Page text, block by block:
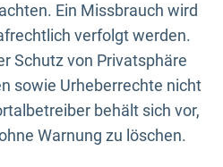
Ein Missbrauch wird
verfolgt werden.
Schutz von Privatsphäre
sowie Urheberrechte nicht
behält sich vor,
Warnung zu löschen.